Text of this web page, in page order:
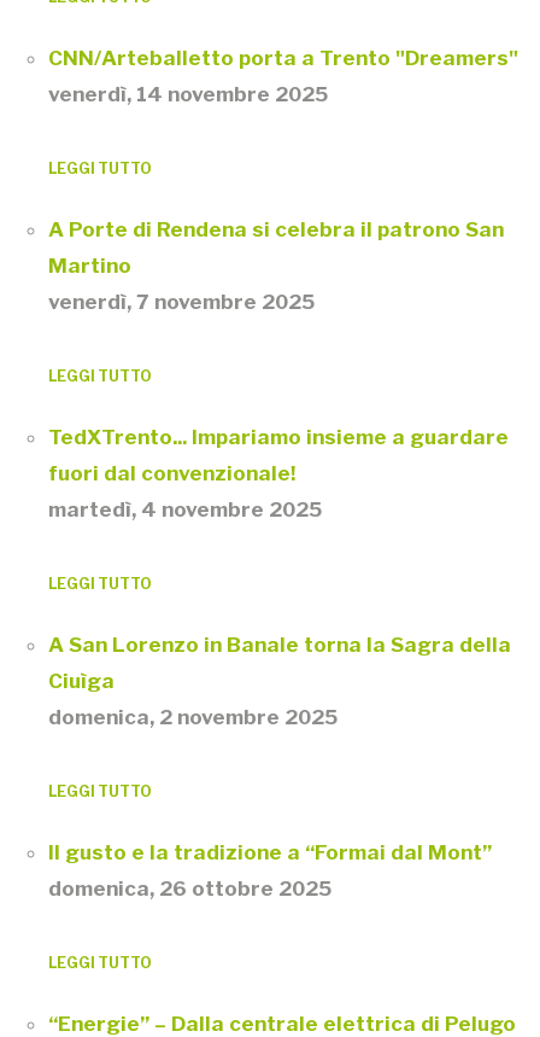
CNN/Arteballetto porta a Trento "Dreamers"
venerdì, 14 novembre 2025
LEGGI TUTTO
A Porte di Rendena si celebra il patrono San
Martino
venerdì, 7 novembre 2025
LEGGI TUTTO
TedXTrento... Impariamo insieme a guardare
fuori dal convenzionale!
martedì, 4 novembre 2025
LEGGI TUTTO
A San Lorenzo in Banale torna la Sagra della
Ciuìga
domenica, 2 novembre 2025
LEGGI TUTTO
Il gusto e la tradizione a “Formai dal Mont”
domenica, 26 ottobre 2025
LEGGI TUTTO
“Energie” – Dalla centrale elettrica di Pelugo